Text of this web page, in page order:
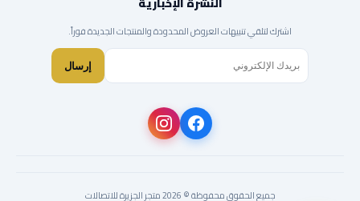
اشترك لتلقي تنبيهات العروض المحدودة والمنتجات الجديدة فوراً.
إرسال
جميع الحقوق محفوظة © 2026 متجر الجزيرة للاتصالات